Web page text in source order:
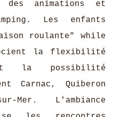
animations et
Les enfants
roulante" while
la flexibilité
la possibilité
Carnac, Quiberon
L'ambiance